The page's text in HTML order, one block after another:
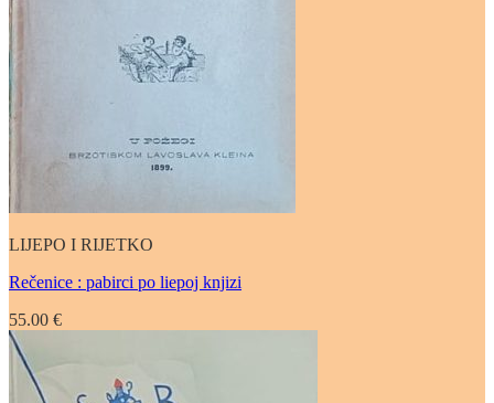
LIJEPO I RIJETKO
Rečenice : pabirci po liepoj knjizi
55.00 €